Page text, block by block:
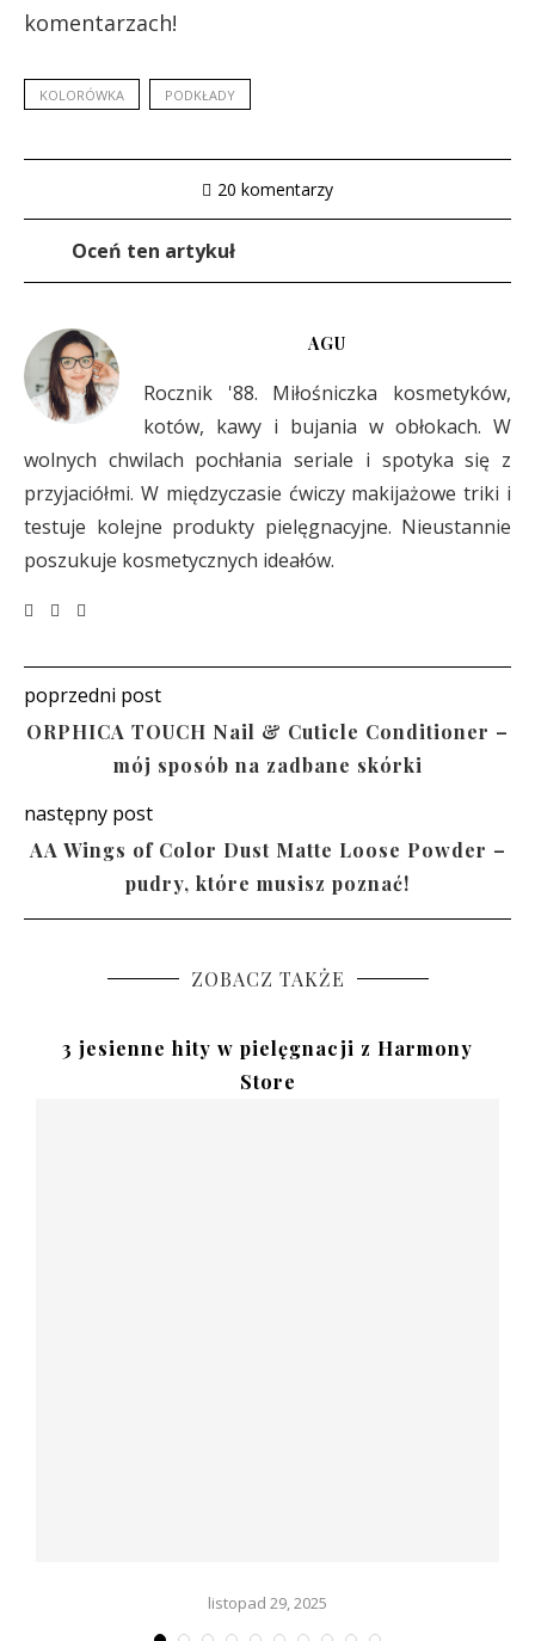
komentarzach!
KOLORÓWKA PODKŁADY
20 komentarzy
Oceń ten artykuł
AGU
Rocznik '88. Miłośniczka kosmetyków,
kotów, kawy i bujania w obłokach. W
wolnych chwilach pochłania seriale i spotyka się z
przyjaciółmi. W międzyczasie ćwiczy makijażowe triki i
testuje kolejne produkty pielęgnacyjne. Nieustannie
poszukuje kosmetycznych ideałów.
poprzedni post
ORPHICA TOUCH Nail & Cuticle Conditioner –
mój sposób na zadbane skórki
następny post
AA Wings of Color Dust Matte Loose Powder –
pudry, które musisz poznać!
ZOBACZ TAKŻE
3 jesienne hity w pielęgnacji z Harmony
Store
listopad 29, 2025